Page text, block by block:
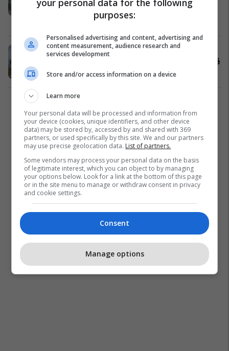
bluzat provokuese serbëve në
Gazimestan
Kosovë 28/06/2024
Serbëve u dështon “Vidovdani” në
Gazimestan, mblidhen në Graçanicë
Siguri 25/06/2023
purposes:
Personalised advertising and content, advertising and
content measurement, audience research and
services development
Store and/or access information on a device
Learn more
Your personal data will be processed and information from
your device (cookies, unique identifiers, and other device
data) may be stored by, accessed by and shared with 369
partners, or used specifically by this site. We and our partners
may use precise geolocation data. List of partners.
Some vendors may process your personal data on the basis
of legitimate interest, which you can object to by managing
your options below. Look for a link at the bottom of this page
or in the site menu to manage or withdraw consent in privacy
and cookie settings.
Consent
Manage options